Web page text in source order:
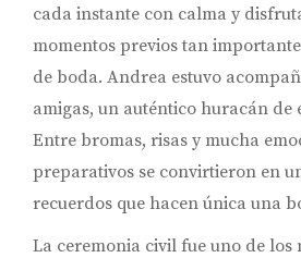
cada instante con calma y
momentos previos tan
de boda. Andrea estuvo
amigas, un auténtico huracán de
Entre bromas, risas y mucha
preparativos se convirtieron en
recuerdos que hacen única una
La ceremonia civil fue uno de los